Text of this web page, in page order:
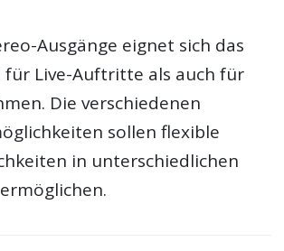
Ausgänge eignet sich das
für Live-Auftritte als auch für
Die verschiedenen
sollen flexible
in unterschiedlichen